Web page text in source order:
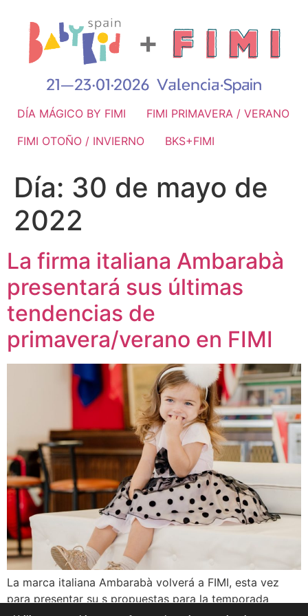
DÍA MÁGICO BY FIMI
FIMI PRIMAVERA / VERANO
FIMI OTOÑO / INVIERNO
BKS+FIMI
Día: 30 de mayo de
2022
La firma italiana Ambarabà
presentará sus últimas
tendencias de
primavera/verano en FIMI
La marca italiana Ambarabà volverá a FIMI, esta vez
para presentar su s propuestas para la temporada